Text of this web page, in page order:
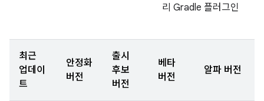
리 Gradle 플러그인
최근
업데이
트
안정화
버전
출시
후보
버전
베타
버전
알파 버전